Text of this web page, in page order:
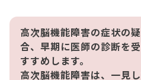
高次脳機能障害の症状の
合、早期に医師の診断を
すすめします。
高次脳機能障害は、一見